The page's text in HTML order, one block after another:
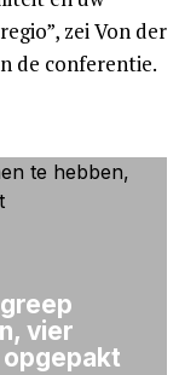
zei Von der
de conferentie.
vier